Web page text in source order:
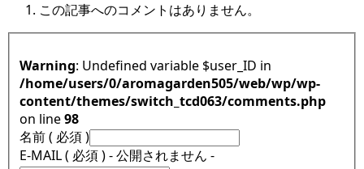
この記事へのコメントはありません。
Warning : Undefined variable $user_ID in
/home/users/0/aromagarden505/web/wp/wp-
content/themes/switch_tcd063/comments.php
on line98
名前 ( 必須 )
E-MAIL ( 必須 ) - 公開されません -